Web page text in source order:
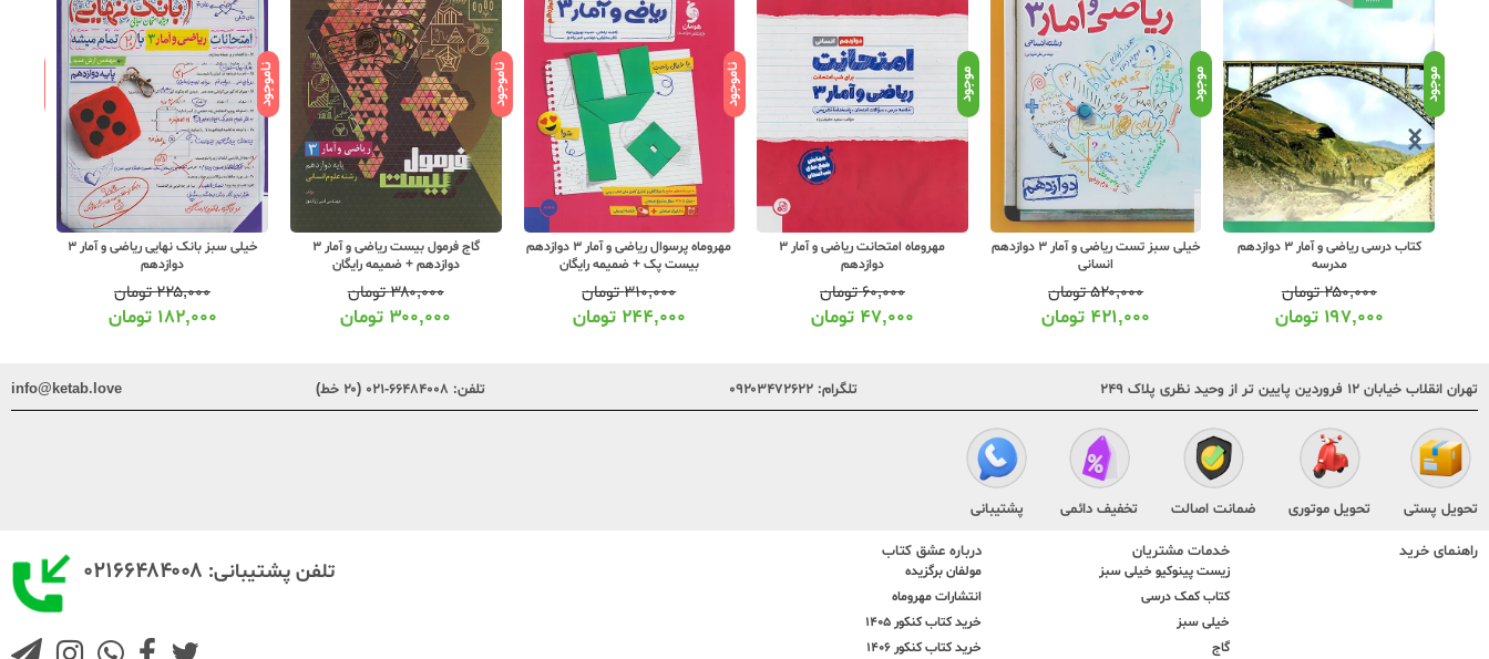
موجود
کتاب درسی ریاضی و آمار 3 دوازدهم
مدرسه
۲۵۰,۰۰۰تومان
۱۹۷,۰۰۰ تومان
موجود
خیلی سبز تست ریاضی و آمار 3 دوازدهم
انسانی
۵۲۰,۰۰۰تومان
۴۲۱,۰۰۰ تومان
موجود
مهروماه امتحانت ریاضی و آمار 3
دوازدهم
۶۰,۰۰۰تومان
۴۷,۰۰۰ تومان
ناموجود
مهروماه پرسوال ریاضی و آمار 3 دوازدهم
بیست پک + ضمیمه رایگان
۳۱۰,۰۰۰تومان
۲۴۴,۰۰۰ تومان
ناموجود
گاج فرمول بیست ریاضی و آمار 3
دوازدهم + ضمیمه رایگان
۳۸۰,۰۰۰تومان
۳۰۰,۰۰۰ تومان
ناموجود
خیلی سبز بانک نهایی ریاضی و آمار 3
دوازدهم
۲۲۵,۰۰۰تومان
۱۸۲,۰۰۰ تومان
تهران انقلاب خیابان ۱۲ فروردین پایین تر از وحید نظری پلاک ۲۴۹ تلگرام: ۰۹۲۰۳۴۷۲۶۲۲ تلفن: ۶۶۴۸۴۰۰۸-۰۲۱ (۲۰ خط) info@ketab.love
تحویل پستی تحویل موتوری ضمانت اصالت تخفیف دائمی پشتیبانی
راهنمای خرید خدمات مشتریان
زیست پینوکیو خیلی سبز
کتاب کمک درسی
خیلی سبز
گاج
درباره عشق کتاب
مولفان برگزیده
انتشارات مهروماه
خرید کتاب کنکور 1405
خرید کتاب کنکور 1406
تلفن پشتیبانی: ۰۲۱۶۶۴۸۴۰۰۸